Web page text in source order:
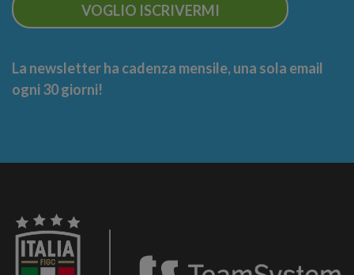
VOGLIO ISCRIVERMI
La newsletter ha cadenza mensile, una sola email
ogni 30 giorni!